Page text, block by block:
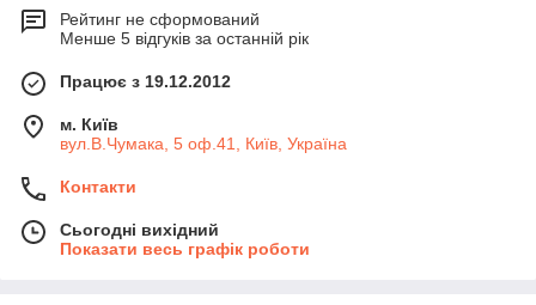
Рейтинг не сформований
Менше 5 відгуків за останній рік
Працює з 19.12.2012
м. Київ
вул.В.Чумака, 5 оф.41, Київ, Україна
Контакти
Сьогодні вихідний
Показати весь графік роботи